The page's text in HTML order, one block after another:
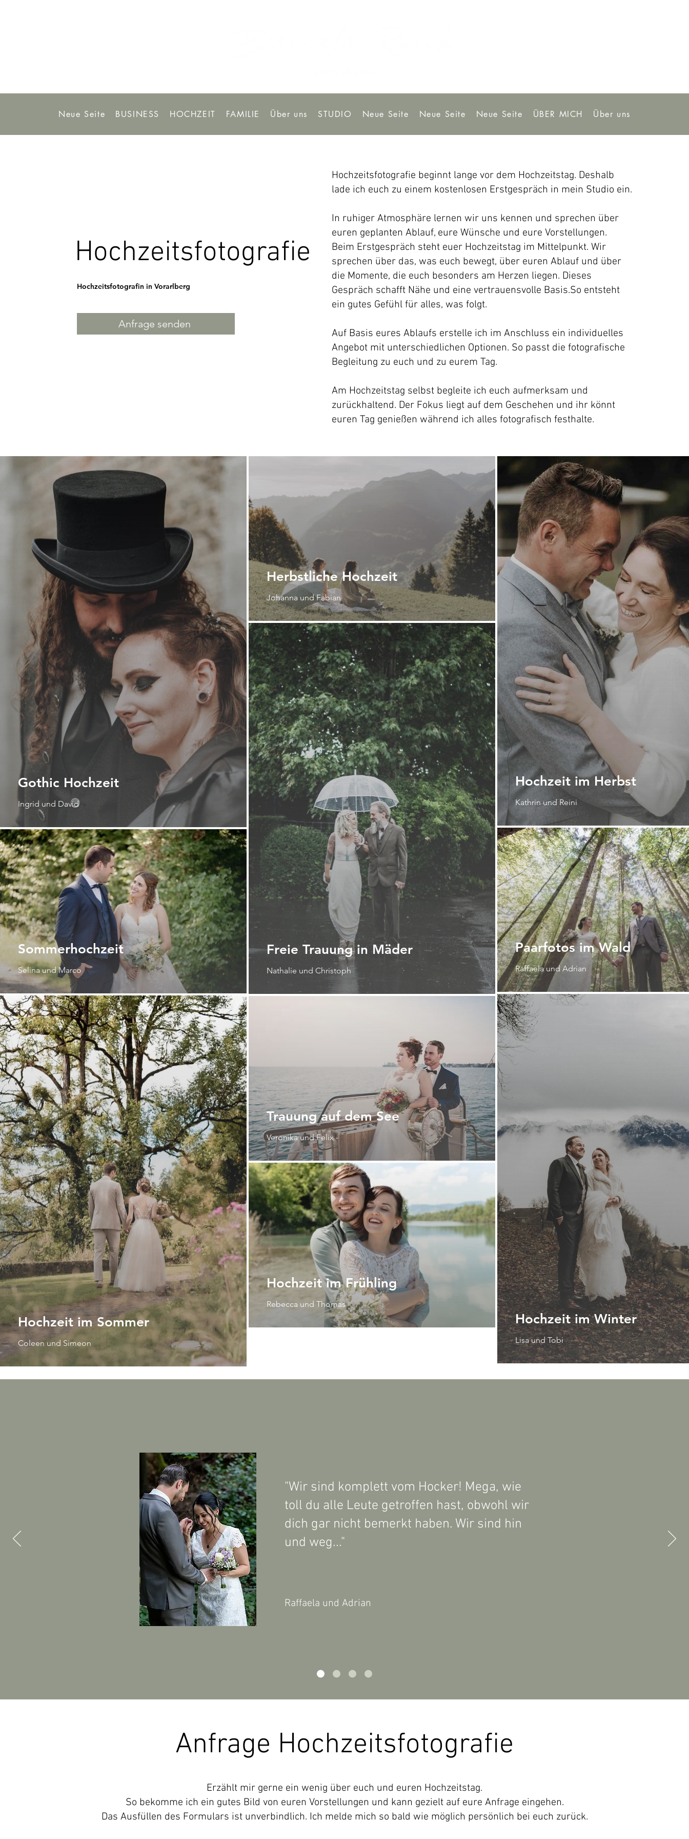
Neue Seite BUSINESS HOCHZEIT FAMILIE Über uns STUDIO Neue Seite Neue Seite Neue Seite ÜBER MICH Über uns
Hochzeitsfotografie
Hochzeitsfotografin in Vorarlberg
Anfrage senden
Hochzeitsfotografie beginnt lange vor dem Hochzeitstag. Deshalb
lade ich euch zu einem kostenlosen Erstgespräch in mein Studio ein.
In ruhiger Atmosphäre lernen wir uns kennen und sprechen über
euren geplanten Ablauf, eure Wünsche und eure Vorstellungen.
Beim Erstgespräch steht euer Hochzeitstag im Mittelpunkt. Wir
sprechen über das, was euch bewegt, über euren Ablauf und über
die Momente, die euch besonders am Herzen liegen. Dieses
Gespräch schafft Nähe und eine vertrauensvolle Basis.So entsteht
ein gutes Gefühl für alles, was folgt.
Auf Basis eures Ablaufs erstelle ich im Anschluss ein individuelles
Angebot mit unterschiedlichen Optionen. So passt die fotografische
Begleitung zu euch und zu eurem Tag.
Am Hochzeitstag selbst begleite ich euch aufmerksam und
zurückhaltend. Der Fokus liegt auf dem Geschehen und ihr könnt
euren Tag genießen während ich alles fotografisch festhalte.
Gothic Hochzeit
Ingrid und David
Herbstliche Hochzeit
Johanna und Fabian
Hochzeit im Herbst
Kathrin und Reini
Freie Trauung in Mäder
Nathalie und Christoph
Paarfotos im Wald
Raffaela und Adrian
Sommerhochzeit
Selina und Marco
Hochzeit im Winter
Lisa und Tobi
Hochzeit im Sommer
Coleen und Simeon
Trauung auf dem See
Veronika und Felix
Hochzeit im Frühling
Rebecca und Thomas
"Wir sind komplett vom Hocker! Mega, wie
toll du alle Leute getroffen hast, obwohl wir
dich gar nicht bemerkt haben. Wir sind hin
und weg..."
Raffaela und Adrian
Anfrage Hochzeitsfotografie
Erzählt mir gerne ein wenig über euch und euren Hochzeitstag.
So bekomme ich ein gutes Bild von euren Vorstellungen und kann gezielt auf eure Anfrage eingehen.
Das Ausfüllen des Formulars ist unverbindlich. Ich melde mich so bald wie möglich persönlich bei euch zurück.